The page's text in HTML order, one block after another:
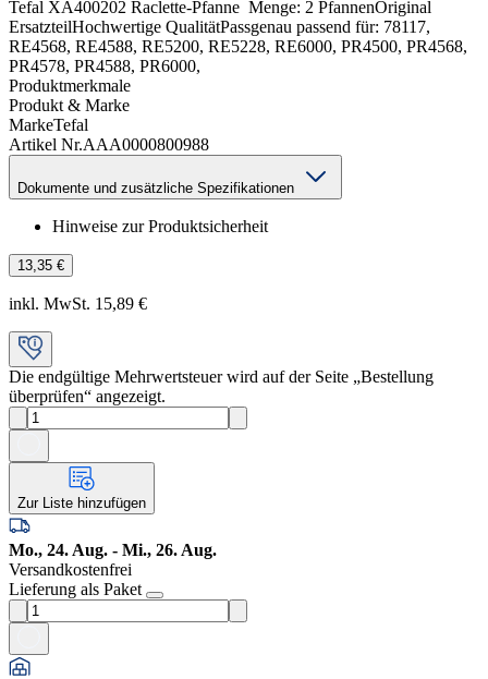
Tefal XA400202 Raclette-Pfanne Menge: 2 PfannenOriginal
ErsatzteilHochwertige QualitätPassgenau passend für: 78117,
RE4568, RE4588, RE5200, RE5228, RE6000, PR4500, PR4568,
PR4578, PR4588, PR6000,
Produktmerkmale
Produkt & Marke
MarkeTefal
Artikel Nr.AAA0000800988
Dokumente und zusätzliche Spezifikationen
Hinweise zur Produktsicherheit
13,35 €
inkl. MwSt. 15,89 €
Die endgültige Mehrwertsteuer wird auf der Seite „Bestellung
überprüfen“ angezeigt.
Zur Liste hinzufügen
Mo., 24. Aug. - Mi., 26. Aug.
Versandkostenfrei
Lieferung als Paket